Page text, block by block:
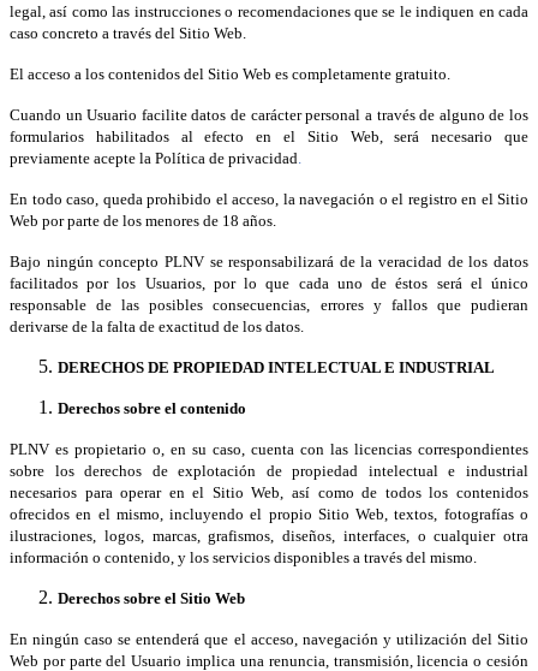
legal, así como las instrucciones o recomendaciones que se le indiquen en cada
caso concreto a través del Sitio Web.
El acceso a los contenidos del Sitio Web es completamente gratuito.
Cuando un Usuario facilite datos de carácter personal a través de alguno de los
formularios habilitados al efecto en el Sitio Web, será necesario que
previamente acepte la Política de privacidad.
En todo caso, queda prohibido el acceso, la navegación o el registro en el Sitio
Web por parte de los menores de 18 años.
Bajo ningún concepto PLNV se responsabilizará de la veracidad de los datos
facilitados por los Usuarios, por lo que cada uno de éstos será el único
responsable de las posibles consecuencias, errores y fallos que pudieran
derivarse de la falta de exactitud de los datos.
DERECHOS DE PROPIEDAD INTELECTUAL E INDUSTRIAL
Derechos sobre el contenido
PLNV es propietario o, en su caso, cuenta con las licencias correspondientes
sobre los derechos de explotación de propiedad intelectual e industrial
necesarios para operar en el Sitio Web, así como de todos los contenidos
ofrecidos en el mismo, incluyendo el propio Sitio Web, textos, fotografías o
ilustraciones, logos, marcas, grafismos, diseños, interfaces, o cualquier otra
información o contenido, y los servicios disponibles a través del mismo.
Derechos sobre el Sitio Web
En ningún caso se entenderá que el acceso, navegación y utilización del Sitio
Web por parte del Usuario implica una renuncia, transmisión, licencia o cesión